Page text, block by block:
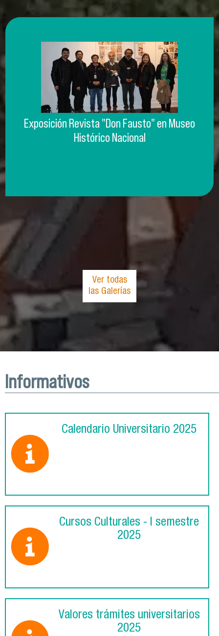
Exposición Revista "Don Fausto" en Museo
Histórico Nacional
Ver todas
las Galerías
Informativos
Calendario Universitario 2025
Cursos Culturales - I semestre
2025
Valores trámites universitarios
2025